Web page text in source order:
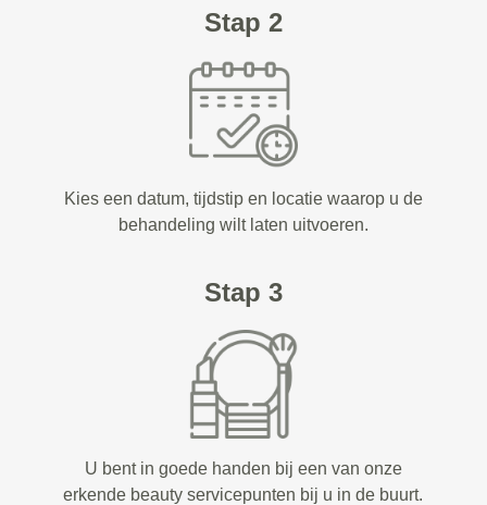
Stap 2
Kies een datum, tijdstip en locatie waarop u de
behandeling wilt laten uitvoeren.
Stap 3
U bent in goede handen bij een van onze
erkende beauty servicepunten bij u in de buurt.